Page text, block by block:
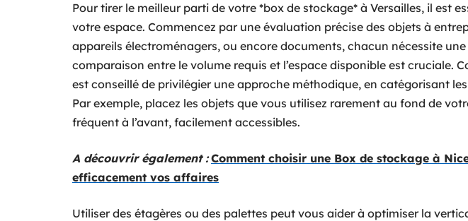
Pour tirer le meilleur parti de votre *box de stockage* à Versailles, il est
votre espace. Commencez par une évaluation précise des objets à
appareils électroménagers, ou encore documents, chacun nécessite
comparaison entre le volume requis et l’espace disponible est cruciale.
est conseillé de privilégier une approche méthodique, en catégorisant
Par exemple, placez les objets que vous utilisez rarement au fond de
fréquent à l’avant, facilement accessibles.
A découvrir également : Comment choisir une Box de stockage à
efficacement vos affaires
Utiliser des étagères ou des palettes peut vous aider à optimiser la